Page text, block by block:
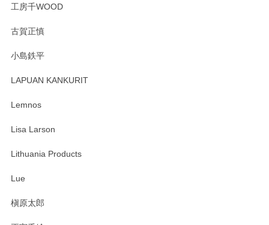
す。 素敵な湯呑みでとても気に入りました。 発送も早く、
たm(_)m
います。無事に届いたようで安心いたしまし
工房千WOOD
古賀正慎
小島鉄平
LAPUAN KANKURIT
Lemnos
Lisa Larson
Lithuania Products
Lue
槇原太郎